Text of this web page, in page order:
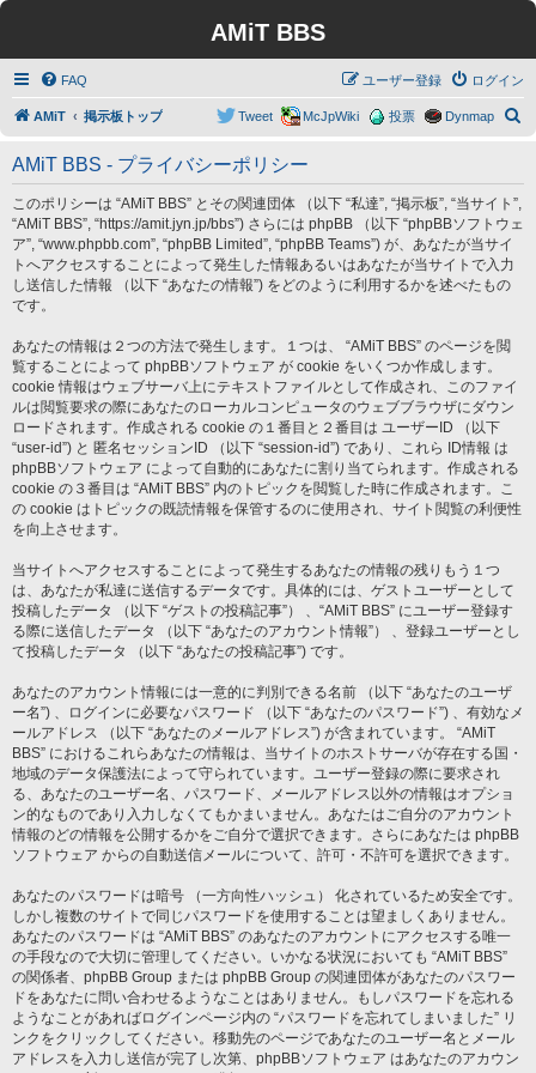
AMiT BBS
FAQ ログイン
ユーザー登録
AMiT 掲示板トップ Dynmap
投票
McJpWiki
Tweet
AMiT BBS - プライバシーポリシー
このポリシーは “AMiT BBS” とその関連団体 （以下 “私達”, “掲示板”, “当サイト”,
“AMiT BBS”, “https://amit.jyn.jp/bbs”) さらには phpBB （以下 “phpBBソフトウェ
ア”, “www.phpbb.com”, “phpBB Limited”, “phpBB Teams”) が、あなたが当サイ
トへアクセスすることによって発生した情報あるいはあなたが当サイトで入力
し送信した情報 （以下 “あなたの情報”) をどのように利用するかを述べたもの
です。
あなたの情報は２つの方法で発生します。１つは、 “AMiT BBS” のページを閲
覧することによって phpBBソフトウェア が cookie をいくつか作成します。
cookie 情報はウェブサーバ上にテキストファイルとして作成され、このファイ
ルは閲覧要求の際にあなたのローカルコンピュータのウェブブラウザにダウン
ロードされます。作成される cookie の１番目と２番目は ユーザーID （以下
“user-id”) と 匿名セッションID （以下 “session-id”) であり、これら ID情報 は
phpBBソフトウェア によって自動的にあなたに割り当てられます。作成される
cookie の３番目は “AMiT BBS” 内のトピックを閲覧した時に作成されます。こ
の cookie はトピックの既読情報を保管するのに使用され、サイト閲覧の利便性
を向上させます。
当サイトへアクセスすることによって発生するあなたの情報の残りもう１つ
は、あなたが私達に送信するデータです。具体的には、ゲストユーザーとして
投稿したデータ （以下 “ゲストの投稿記事”） 、“AMiT BBS” にユーザー登録す
る際に送信したデータ （以下 “あなたのアカウント情報”） 、登録ユーザーとし
て投稿したデータ （以下 “あなたの投稿記事”) です。
あなたのアカウント情報には一意的に判別できる名前 （以下 “あなたのユーザ
ー名”) 、ログインに必要なパスワード （以下 “あなたのパスワード”) 、有効なメ
ールアドレス （以下 “あなたのメールアドレス”) が含まれています。 “AMiT
BBS” におけるこれらあなたの情報は、当サイトのホストサーバが存在する国・
地域のデータ保護法によって守られています。ユーザー登録の際に要求され
る、あなたのユーザー名、パスワード、メールアドレス以外の情報はオプショ
ン的なものであり入力しなくてもかまいません。あなたはご自分のアカウント
情報のどの情報を公開するかをご自分で選択できます。さらにあなたは phpBB
ソフトウェア からの自動送信メールについて、許可・不許可を選択できます。
あなたのパスワードは暗号 （一方向性ハッシュ） 化されているため安全です。
しかし複数のサイトで同じパスワードを使用することは望ましくありません。
あなたのパスワードは “AMiT BBS” のあなたのアカウントにアクセスする唯一
の手段なので大切に管理してください。いかなる状況においても “AMiT BBS”
の関係者、phpBB Group または phpBB Group の関連団体があなたのパスワー
ドをあなたに問い合わせるようなことはありません。もしパスワードを忘れる
ようなことがあればログインページ内の “パスワードを忘れてしまいました” リ
ンクをクリックしてください。移動先のページであなたのユーザー名とメール
アドレスを入力し送信が完了し次第、phpBBソフトウェア はあなたのアカウン